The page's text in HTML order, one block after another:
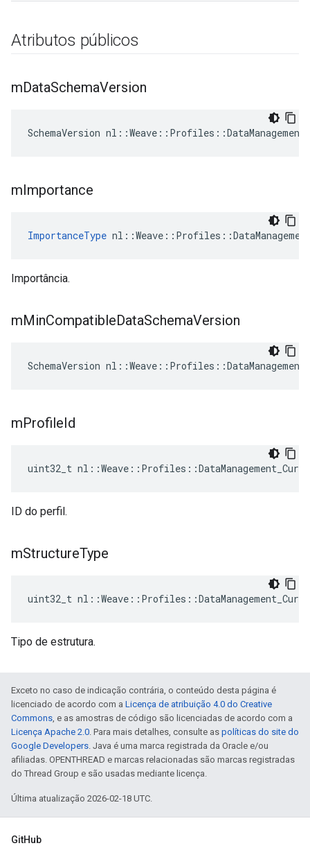
Atributos públicos
mDataSchemaVersion
SchemaVersion
mImportance
ImportanceType
Importância.
mMinCompatibleDataSchemaVersion
SchemaVersion
mProfileId
uint32_t
ID do perfil.
mStructureType
uint32_t
Tipo de estrutura.
Exceto no caso de indicação contrária, o conteúdo desta página é
licenciado de acordo com a Licença de atribuição 4.0 do Creative
Commons, e as amostras de código são licenciadas de acordo com a
Licença Apache 2.0. Para mais detalhes, consulte as políticas do site do
Google Developers. Java é uma marca registrada da Oracle e/ou
afiliadas. OPENTHREAD e marcas relacionadas são marcas registradas
do Thread Group e são usadas mediante licença.
Última atualização 2026-02-18 UTC.
GitHub